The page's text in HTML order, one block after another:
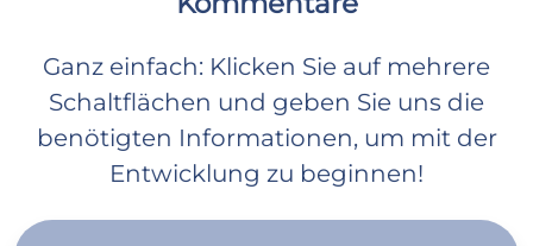
Ganz einfach: Klicken Sie auf mehrere
Schaltflächen und geben Sie uns die
benötigten Informationen, um mit der
Entwicklung zu beginnen!